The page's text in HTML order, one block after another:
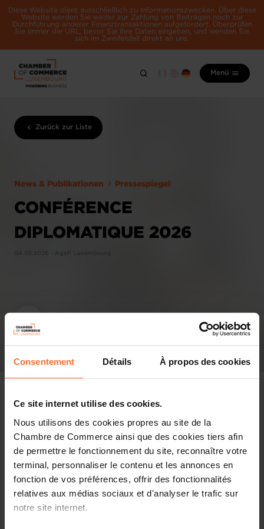
Consentement Détails À propos des cookies
Ce site internet utilise des cookies.
Nous utilisons des cookies propres au site de la
Chambre de Commerce ainsi que des cookies tiers afin
de permettre le fonctionnement du site, reconnaître votre
terminal, personnaliser le contenu et les annonces en
fonction de vos préférences, offrir des fonctionnalités
relatives aux médias sociaux et d'analyser le trafic sur
notre site internet.
Diese Website dient ausschließlich zu Informationszwecken. Über diese
Website werden Sie weder zur Zahlung von Beiträgen noch zur
Durchführung anderer Finanztransaktionen aufgefordert. Überprüfen
Sie immer die URL, bevor Sie Ihre Daten eingeben, und wenden Sie
sich im Zweifelsfall direkt an uns.
Menü
Zurück zur Liste
News & Publikationen Pressespiegel
CONFÉRENCE
DIPLOMATIQUE 2026
Diesen Artikel teilen
Sur invitation du Vice-Premier ministre, ministre des